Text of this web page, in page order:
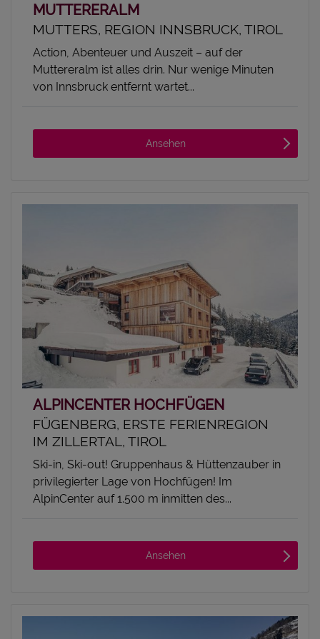
MUTTERERALM
MUTTERS, REGION INNSBRUCK, TIROL
Action, Abenteuer und Auszeit – auf der
Muttereralm ist alles drin. Nur wenige Minuten
von Innsbruck entfernt wartet...
Ansehen
ALPINCENTER HOCHFÜGEN
FÜGENBERG, ERSTE FERIENREGION
IM ZILLERTAL, TIROL
Ski-in, Ski-out! Gruppenhaus & Hüttenzauber in
privilegierter Lage von Hochfügen! Im
AlpinCenter auf 1.500 m inmitten des...
Ansehen